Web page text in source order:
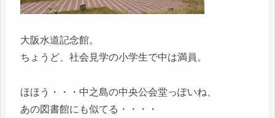
大阪水道記念館。
ちょうど、社会見学の小学生で中は満員。
ほほう・・・中之島の中央公会堂っぽいね、
あの図書館にも似てる・・・・